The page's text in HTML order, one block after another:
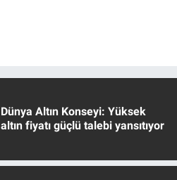
Dünya Altın Konseyi: Yüksek
altın fiyatı güçlü talebi yansıtıyor